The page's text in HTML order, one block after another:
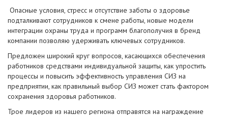
Опасные условия, стресс и отсутствие заботы о здоровье
подталкивают сотрудников к смене работы, новые модели
интеграции охраны труда и программ благополучия в бренд
компании позволяю удерживать ключевых сотрудников.
Предложен широкий круг вопросов, касающихся обеспечения
работников средствами индивидуальной защиты, как упростить
процессы и повысить эффективность управления СИЗ на
предприятии, как правильный выбор СИЗ может стать фактором
сохранения здоровья работников.
Трое лидеров из нашего региона отправятся на награждение